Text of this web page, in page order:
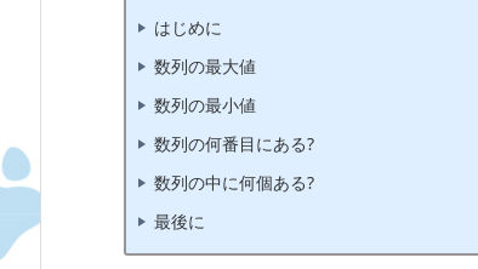
はじめに
数列の最大値
数列の最小値
数列の何番目にある?
数列の中に何個ある?
最後に